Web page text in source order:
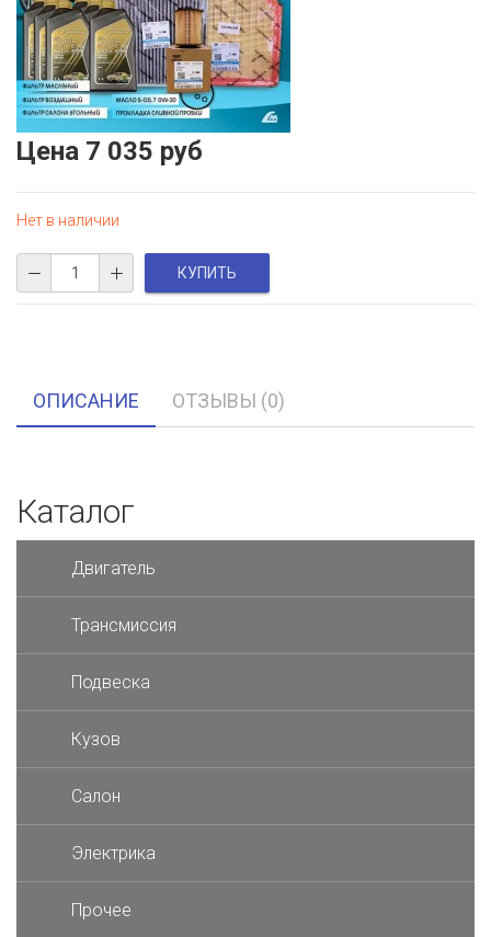
Цена 7 035 руб
Нет в наличии
ОПИСАНИЕ ОТЗЫВЫ (0)
Каталог
Двигатель
Трансмиссия
Подвеска
Кузов
Салон
Электрика
Прочее